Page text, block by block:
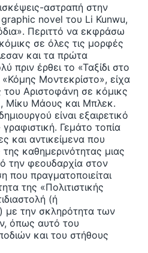
αστραπή στην
novel του Li Kunwu,
Περιττό να εκφράσω
σε όλες τις μορφές
και τα πρώτα
πριν έρθει το «Ταξίδι στο
Μοντεκρίστο», είχα
του Αριστοφάνη σε κόμικς
Μίκυ Μάους και Μπλεκ.
είναι εξαιρετικό
Γεμάτο τοπία
και αντικείμενα που
καθημερινότητας μιας
την φεουδαρχία στον
που πραγματοποιείται
της «Πολιτιστικής
(ή
με την σκληρότητα των
όπως αυτό του
και του στήθους